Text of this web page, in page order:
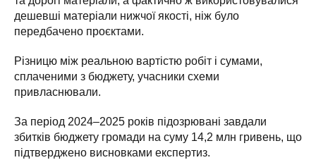
дешевші матеріали нижчої якості, ніж було
передбачено проєктами.
Різницю між реальною вартістю робіт і сумами,
сплаченими з бюджету, учасники схеми
привласнювали.
За період 2024–2025 років підозрювані завдали
збитків бюджету громади на суму 14,2 млн гривень, що
підтверджено висновками експертиз.